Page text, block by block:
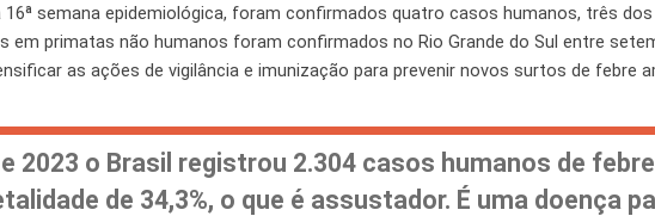
16ª semana epidemiológica, foram confirmados quatro casos humanos, três
em primatas não humanos foram confirmados no Rio Grande do Sul entre
as ações de vigilância e imunização para prevenir novos surtos de febre
2023 o Brasil registrou 2.304 casos humanos de
de 34,3%, o que é assustador. É uma doença